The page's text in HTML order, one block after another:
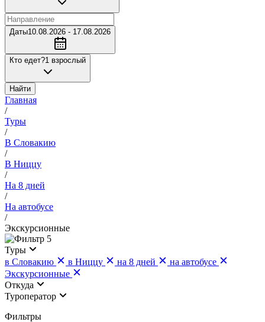
Даты10.08.2026 - 17.08.2026
Кто едет?1 взрослый
Найти
Главная
/
Туры
/
В Словакию
/
В Ниццу
/
На 8 дней
/
На автобусе
/
Экскурсионные
5
Туры
в Словакию
в Ниццу на 8 дней
на автобусе
Экскурсионные
Откуда
Туроператор
Фильтры